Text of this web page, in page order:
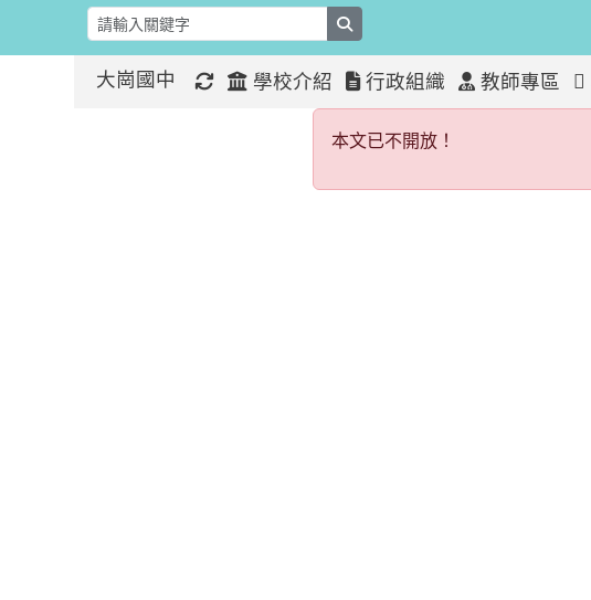
大崗國中 學校介紹 行政組織 教師專區
:::本文已不開放！
本文已不開放！